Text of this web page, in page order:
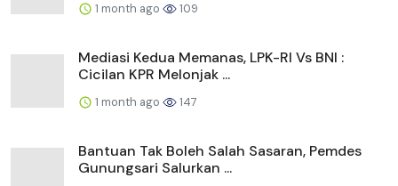
1 month ago 109
Mediasi Kedua Memanas, LPK-RI Vs BNI :
Cicilan KPR Melonjak ...
1 month ago 147
Bantuan Tak Boleh Salah Sasaran, Pemdes
Gunungsari Salurkan ...